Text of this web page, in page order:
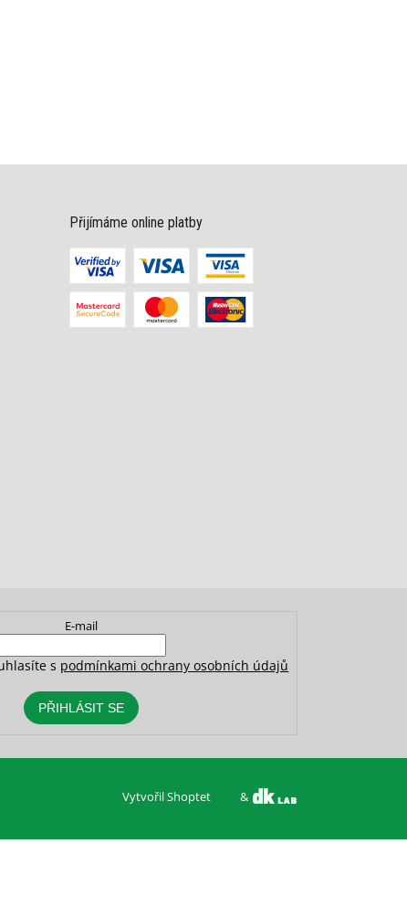
Přijímáme online platby
E-mail
s podmínkami ochrany osobních údajů
PŘIHLÁSIT SE
Vytvořil Shoptet &